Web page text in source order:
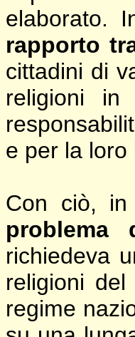
elaborato.
rapporto
cittadini di
religioni in
e per la
Con ciò,
problema
richiedeva
religioni
regime